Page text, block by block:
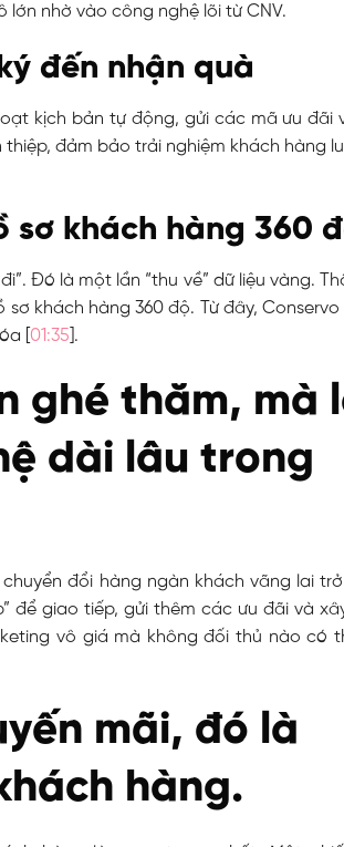
lớn nhờ vào công nghệ lõi từ CNV.
đến nhận quà
kịch bản tự động, gửi các mã ưu đãi
đảm bảo trải nghiệm khách hàng
sơ khách hàng 360
Đó là một lần “thu về” dữ liệu vàng.
khách hàng 360 độ. Từ đây,
[ 01:35 ].
ghé thăm, mà
dài lâu trong
đổi hàng ngàn khách vãng lai
để giao tiếp, gửi thêm các ưu đãi và
vô giá mà không đối thủ nào có
mãi, đó là
hàng.